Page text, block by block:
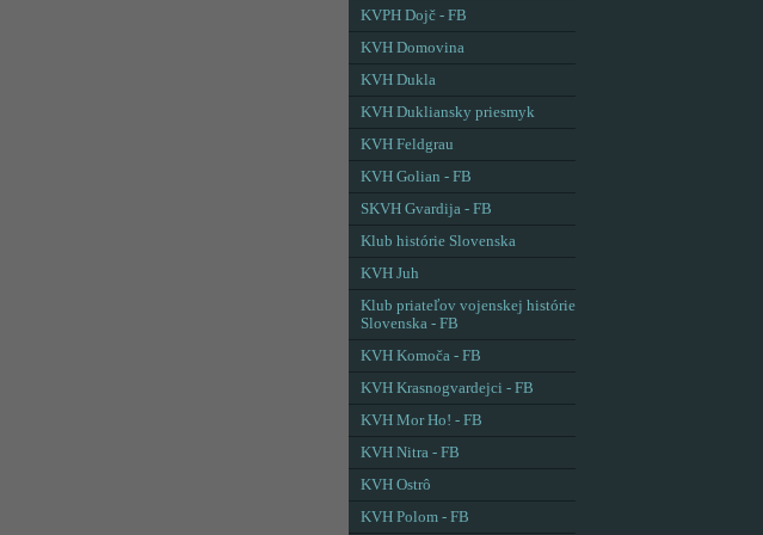
KVPH Dojč - FB
KVH Domovina
KVH Dukla
KVH Dukliansky priesmyk
KVH Feldgrau
KVH Golian - FB
SKVH Gvardija - FB
Klub histórie Slovenska
KVH Juh
Klub priateľov vojenskej histórie
Slovenska - FB
KVH Komoča - FB
KVH Krasnogvardejci - FB
KVH Mor Ho! - FB
KVH Nitra - FB
KVH Ostrô
KVH Polom - FB